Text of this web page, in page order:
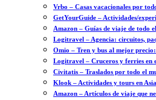
Vrbo – Casas vacacionales por
GetYourGuide – Actividades/
Amazon – Guías de viaje de todo
Logitravel – Agencia: circuitos,
Omio – Tren y bus al mejor
Logitravel – Cruceros y ferries en
Civitatis – Traslados por todo el
Klook – Actividades y tours en
Amazon – Artículos de viaje que